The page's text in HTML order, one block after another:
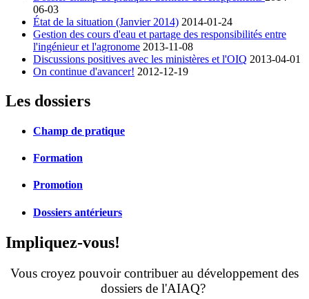
06-03
État de la situation (Janvier 2014) 2014-01-24
Gestion des cours d'eau et partage des responsibilités entre
l'ingénieur et l'agronome 2013-11-08
Discussions positives avec les ministères et l'OIQ 2013-04-01
On continue d'avancer! 2012-12-19
Les dossiers
Champ de pratique
Formation
Promotion
Dossiers antérieurs
Impliquez-vous!
Vous croyez pouvoir contribuer au développement des
dossiers de l'AIAQ?